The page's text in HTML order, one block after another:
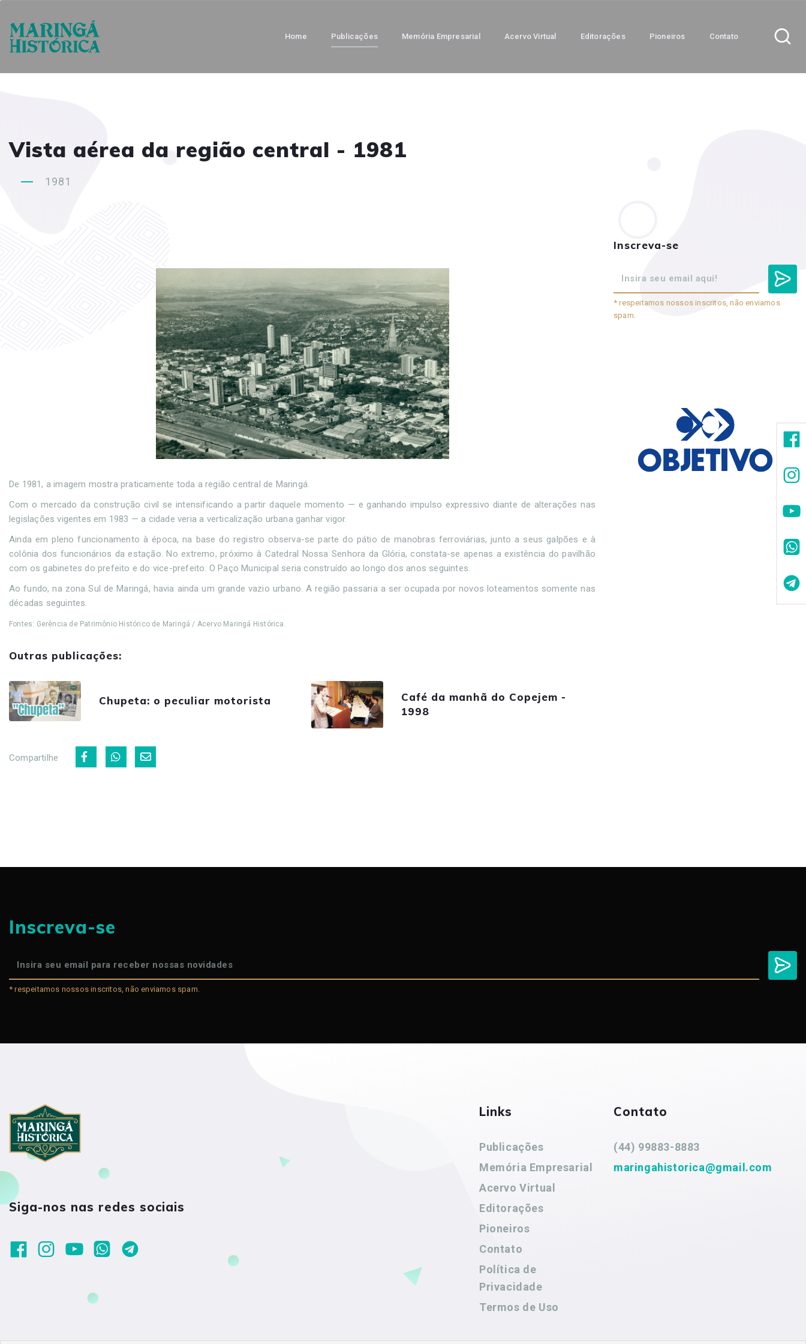
Home Publicações Memória Empresarial Acervo Virtual Editorações Pioneiros Contato
Vista aérea da região central - 1981
1981
De 1981, a imagem mostra praticamente toda a região central de Maringá.
Com o mercado da construção civil se intensificando a partir daquele momento — e ganhando impulso expressivo diante de alterações nas
legislações vigentes em 1983 — a cidade veria a verticalização urbana ganhar vigor.
Ainda em pleno funcionamento à época, na base do registro observa-se parte do pátio de manobras ferroviárias, junto a seus galpões e à
colônia dos funcionários da estação. No extremo, próximo à Catedral Nossa Senhora da Glória, constata-se apenas a existência do pavilhão
com os gabinetes do prefeito e do vice-prefeito. O Paço Municipal seria construído ao longo dos anos seguintes.
Ao fundo, na zona Sul de Maringá, havia ainda um grande vazio urbano. A região passaria a ser ocupada por novos loteamentos somente nas
décadas seguintes.
Fontes: Gerência de Patrimônio Histórico de Maringá / Acervo Maringá Histórica.
Outras publicações:
Chupeta: o peculiar motorista
Café da manhã do Copejem -
1998
Compartilhe
Inscreva-se
* respeitamos nossos inscritos, não enviamos
spam.
Inscreva-se
* respeitamos nossos inscritos, não enviamos spam.
Siga-nos nas redes sociais
Links
Publicações
Memória Empresarial
Acervo Virtual
Editorações
Pioneiros
Contato
Política de
Privacidade
Termos de Uso
Contato
(44) 99883-8883
maringahistorica@gmail.com